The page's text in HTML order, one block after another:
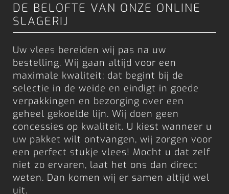
DE BELOFTE VAN ONZE ONLINE
SLAGERIJ
Uw vlees bereiden wij pas na uw
bestelling. Wij gaan altijd voor een
maximale kwaliteit; dat begint bij de
selectie in de weide en eindigt in goede
verpakkingen en bezorging over een
geheel gekoelde lijn. Wij doen geen
concessies op kwaliteit. U kiest wanneer u
uw pakket wilt ontvangen, wij zorgen voor
een perfect stukje vlees! Mocht u dat zelf
niet zo ervaren, laat het ons dan direct
weten. Dan komen wij er samen altijd wel
uit.